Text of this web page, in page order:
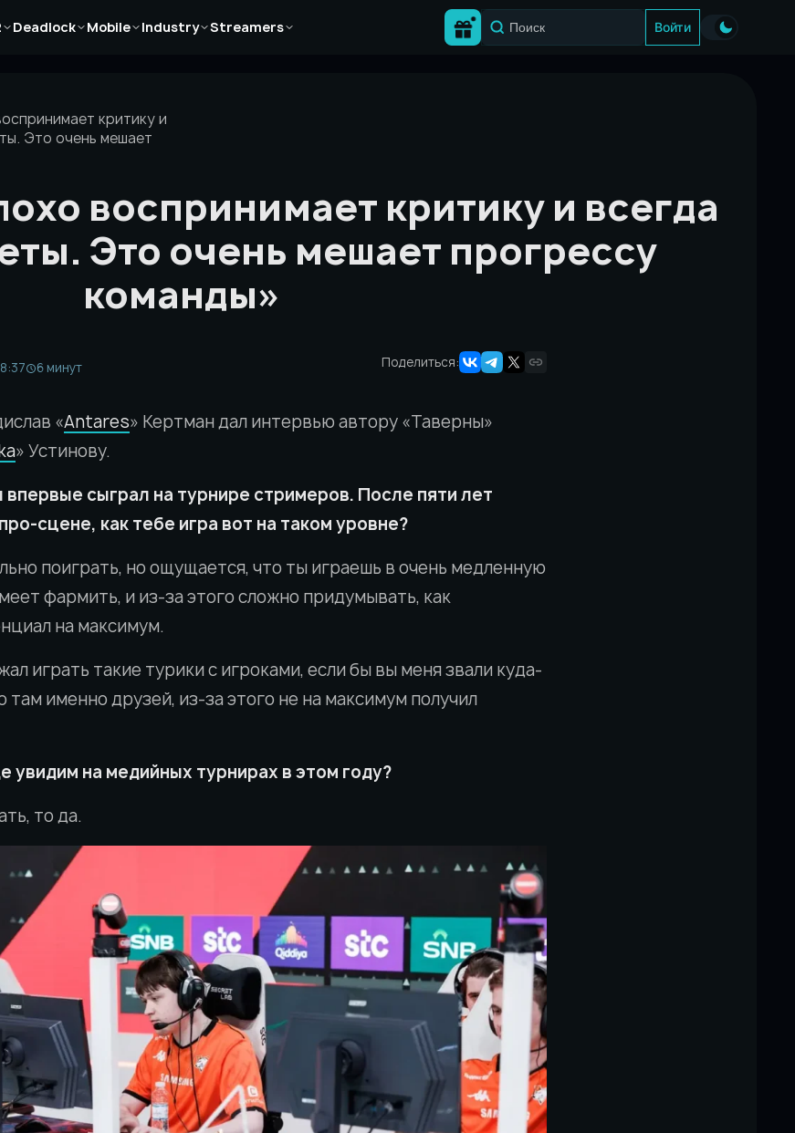
Deadlock
Статьи
Mobile
Статьи Industry
Статьи
Streamers
Статьи
Войти
критику и
Это очень мешает
воспринимает критику и всегда
Это очень мешает прогрессу
команды»
6 минут Поделиться:
«Antares» Кертман дал интервью автору «Таверны»
» Устинову.
сыграл на турнире стримеров. После пяти лет
сцене, как тебе игра вот на таком уровне?
поиграть, но ощущается, что ты играешь в очень медленную
фармить, и из-за этого сложно придумывать, как
на максимум.
играть такие турики с игроками, если бы вы меня звали куда-
там именно друзей, из-за этого не на максимум получил
увидим на медийных турнирах в этом году?
то да.